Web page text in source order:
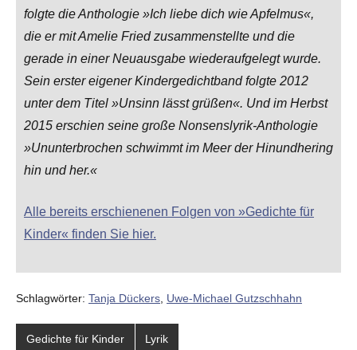
folgte die Anthologie »Ich liebe dich wie Apfelmus«,
die er mit Amelie Fried zusammenstellte und die
gerade in einer Neuausgabe wiederaufgelegt wurde.
Sein erster eigener Kindergedichtband folgte 2012
unter dem Titel »Unsinn lässt grüßen«. Und im Herbst
2015 erschien seine große Nonsenslyrik-Anthologie
»Ununterbrochen schwimmt im Meer der Hinundhering
hin und her.«
Alle bereits erschienenen Folgen von »Gedichte für
Kinder« finden Sie hier.
Schlagwörter: Tanja Dückers, Uwe-Michael Gutzschhahn
Gedichte für Kinder Lyrik